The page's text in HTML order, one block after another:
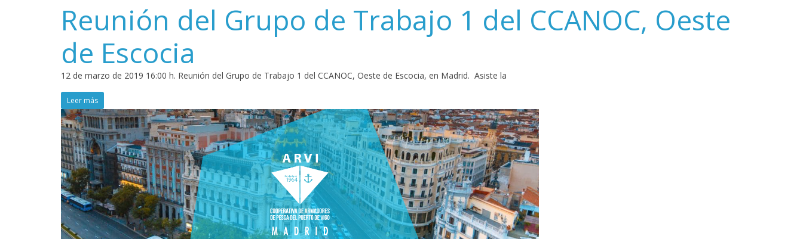
Reunión del Grupo de Trabajo 1 del CCANOC, Oeste
de Escocia
12 de marzo de 2019 16:00 h. Reunión del Grupo de Trabajo 1 del CCANOC, Oeste de Escocia, en Madrid. Asiste la
Leer más